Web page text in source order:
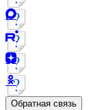
Обратная связь